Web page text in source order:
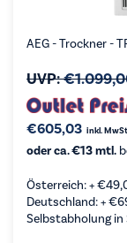
AEG - Trockner -
UVP:€
€605,03 inkl.
oder ca. €13 mtl.
Österreich: +€
Deutschland: +€
Selbstabholung in